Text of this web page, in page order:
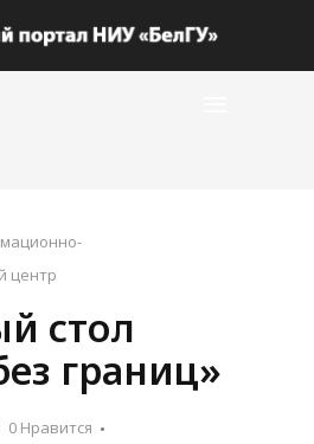
центр
стол
границ»
0 Нравится